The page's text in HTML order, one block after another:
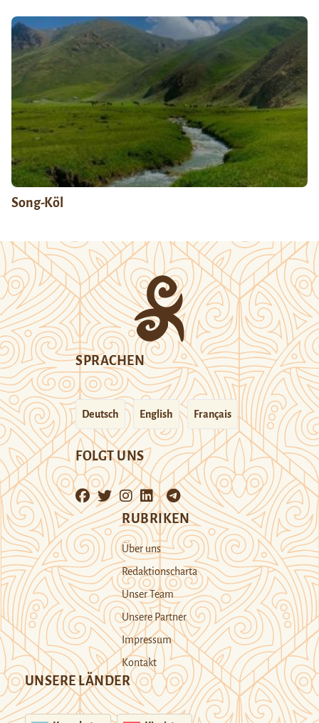
Song-Köl
SPRACHEN
Deutsch English Français
FOLGT UNS
RUBRIKEN
Über uns
Redaktionscharta
Unser Team
Unsere Partner
Impressum
Kontakt
UNSERE LÄNDER